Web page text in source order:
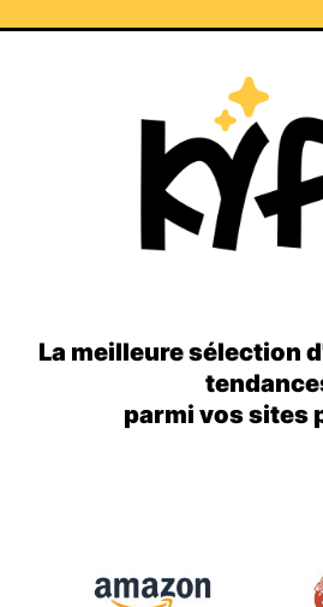
La meilleure sélection
parmi vos sites